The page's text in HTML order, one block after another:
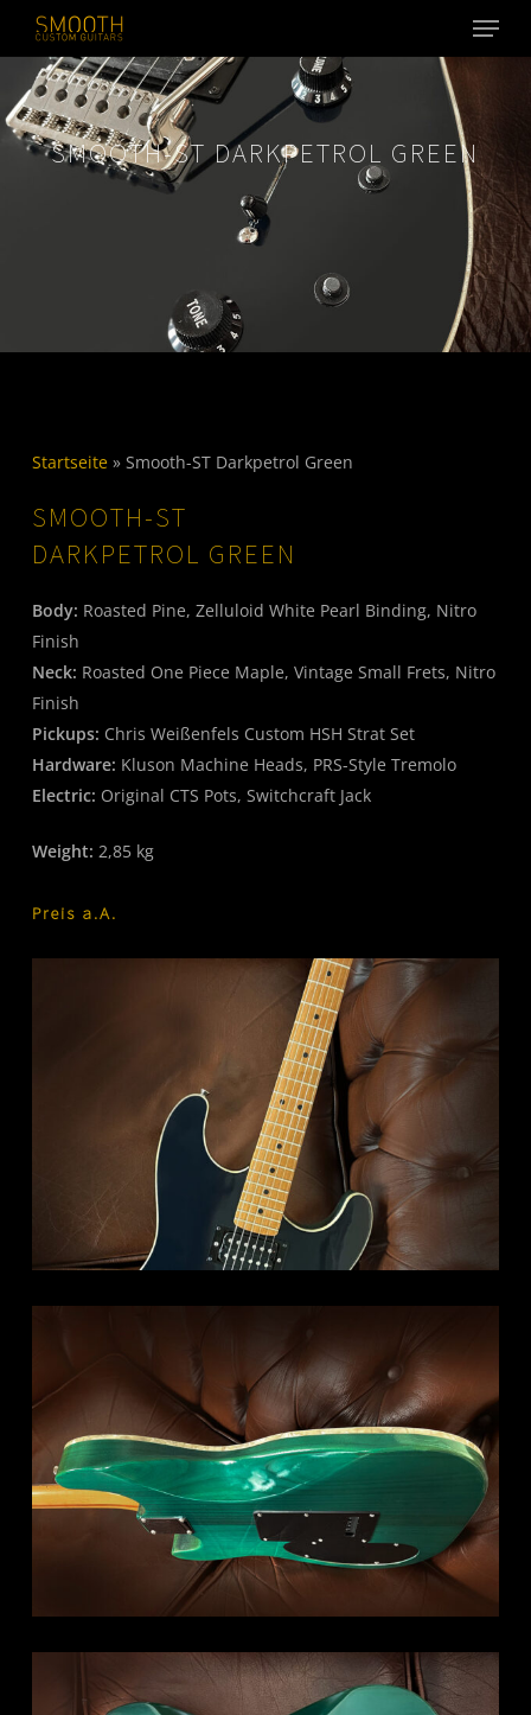
main
content
Menu
SMOOTH-ST DARKPETROL GREEN
Startseite» Smooth-ST Darkpetrol Green
SMOOTH-ST
DARKPETROL GREEN
Body: Roasted Pine, Zelluloid White Pearl Binding, Nitro
Finish
Neck: Roasted One Piece Maple, Vintage Small Frets, Nitro
Finish
Pickups: Chris Weißenfels Custom HSH Strat Set
Hardware: Kluson Machine Heads, PRS-Style Tremolo
Electric: Original CTS Pots, Switchcraft Jack
Weight: 2,85 kg
Preis a.A.